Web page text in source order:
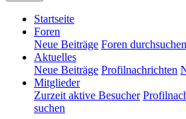
Startseite
Foren
Neue Beiträge Foren durchsuchen
Aktuelles
Neue Beiträge Profilnachrichten
Mitglieder
Zurzeit aktive Besucher
suchen